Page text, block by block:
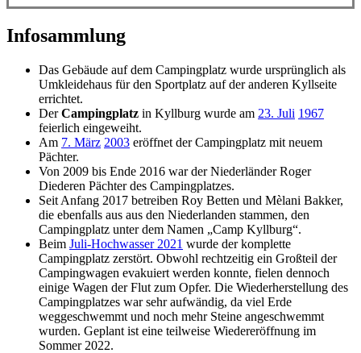
Infosammlung
Das Gebäude auf dem Campingplatz wurde ursprünglich als
Umkleidehaus für den Sportplatz auf der anderen Kyllseite
errichtet.
DerCampingplatz in Kyllburg wurde am 23. Juli 1967
feierlich eingeweiht.
Am 7. März 2003 eröffnet der Campingplatz mit neuem
Pächter.
Von 2009 bis Ende 2016 war der Niederländer Roger
Diederen Pächter des Campingplatzes.
Seit Anfang 2017 betreiben Roy Betten und Mèlani Bakker,
die ebenfalls aus aus den Niederlanden stammen, den
Campingplatz unter dem Namen „Camp Kyllburg“.
Beim Juli-Hochwasser 2021 wurde der komplette
Campingplatz zerstört. Obwohl rechtzeitig ein Großteil der
Campingwagen evakuiert werden konnte, fielen dennoch
einige Wagen der Flut zum Opfer. Die Wiederherstellung des
Campingplatzes war sehr aufwändig, da viel Erde
weggeschwemmt und noch mehr Steine angeschwemmt
wurden. Geplant ist eine teilweise Wiedereröffnung im
Sommer 2022.